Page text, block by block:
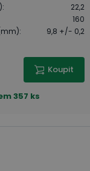
:
22,2
160
: 9,8 +/- 0,2
Koupit
357 ks